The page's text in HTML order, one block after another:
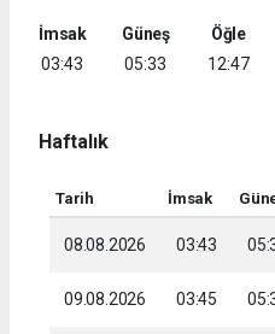
İmsak
03:43
Güneş
05:33
Öğle
12:47
Haftalık
Tarih İmsak
08.08.2026 03:43
09.08.2026 03:45